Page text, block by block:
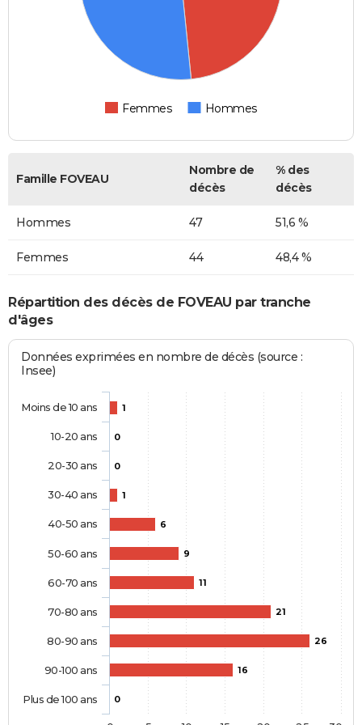
Femmes Hommes
Famille FOVEAU
Nombre de
décès
% des
décès
Hommes 47 51,6 %
Femmes 44 48,4 %
Répartition des décès de FOVEAU par tranche
d'âges
Données exprimées en nombre de décès (source :
Insee)
1
0
0
1
6
9
11
21
26
16
0
Moins de 10 ans
10-20 ans
20-30 ans
30-40 ans
40-50 ans
50-60 ans
60-70 ans
70-80 ans
80-90 ans
90-100 ans
Plus de 100 ans